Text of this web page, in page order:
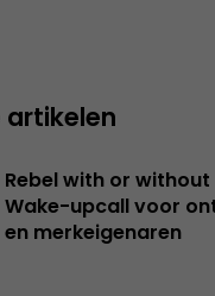
artikelen
Rebel with or without
Wake-upcall voor
en merkeigenaren